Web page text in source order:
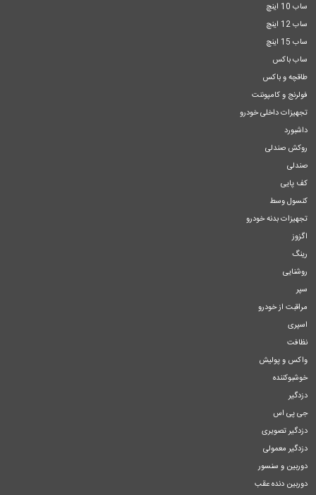
ساب 10 اینچ
ساب 12 اینچ
ساب 15 اینچ
ساب باکس
طاقچه و باکس
فولرنج و کامپوننت
تجهیزات داخلی خودرو
داشبورد
روکش صندلی
صندلی
کف پایی
کنسول وسط
تجهیزات بدنه خودرو
اگزوز
رینگ
روشنایی
سپر
مراقبت از خودرو
اسپری
نظافت
واکس و پولیش
خوشبوکننده
دزدگیر
جی پی اس
دزدگیر تصویری
دزدگیر معمولی
دوربین و سنسور
دوربین دنده عقب